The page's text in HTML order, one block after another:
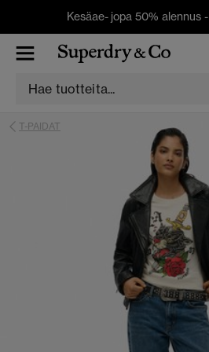
Kesäae- jopa 50% alennus -
T-PAIDAT